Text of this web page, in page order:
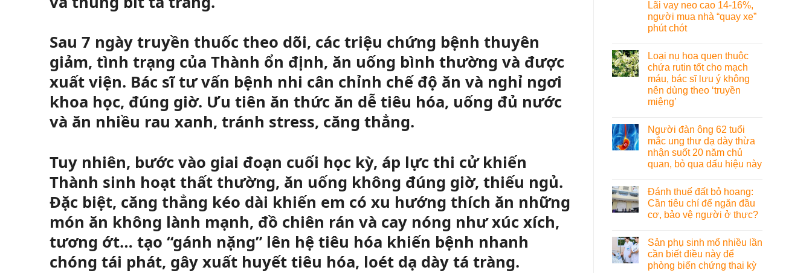
Sau 7 ngày truyền thuốc theo dõi, các triệu chứng bệnh thuyên
giảm, tình trạng của Thành ổn định, ăn uống bình thường và được
xuất viện. Bác sĩ tư vấn bệnh nhi cân chỉnh chế độ ăn và nghỉ ngơi
khoa học, đúng giờ. Ưu tiên ăn thức ăn dễ tiêu hóa, uống đủ nước
và ăn nhiều rau xanh, tránh stress, căng thẳng.
Tuy nhiên, bước vào giai đoạn cuối học kỳ, áp lực thi cử khiến
Thành sinh hoạt thất thường, ăn uống không đúng giờ, thiếu ngủ.
Đặc biệt, căng thẳng kéo dài khiến em có xu hướng thích ăn những
món ăn không lành mạnh, đồ chiên rán và cay nóng như xúc xích,
tương ớt… tạo “gánh nặng” lên hệ tiêu hóa khiến bệnh nhanh
chóng tái phát, gây xuất huyết tiêu hóa, loét dạ dày tá tràng.
Lãi vay neo cao 14-16%,
người mua nhà “quay xe”
phút chót
Loại nụ hoa quen thuộc
chứa rutin tốt cho mạch
máu, bác sĩ lưu ý không
nên dùng theo ‘truyền
miệng’
Người đàn ông 62 tuổi
mắc ung thư dạ dày thừa
nhận suốt 20 năm chủ
quan, bỏ qua dấu hiệu này
Đánh thuế đất bỏ hoang:
Cần tiêu chí để ngăn đầu
cơ, bảo vệ người ở thực?
Sản phụ sinh mổ nhiều lần
cần biết điều này để
phòng biến chứng thai kỳ